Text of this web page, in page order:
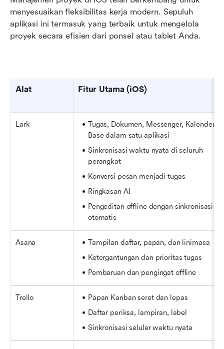
menyesuaikan fleksibilitas kerja modern. Sepuluh
aplikasi ini termasuk yang terbaik untuk mengelola
proyek secara efisien dari ponsel atau tablet Anda.
Alat Fitur Utama (iOS)
Lark
Tugas, Dokumen, Messenger, Kalender,
Base dalam satu aplikasi
Sinkronisasi waktu nyata di seluruh
perangkat
Konversi pesan menjadi tugas
Ringkasan AI
Pengeditan offline dengan sinkronisasi
otomatis
Asana
Tampilan daftar, papan, dan linimasa
Ketergantungan dan prioritas tugas
Pembaruan dan pengingat offline
Trello
Papan Kanban seret dan lepas
Daftar periksa, lampiran, label
Sinkronisasi seluler waktu nyata